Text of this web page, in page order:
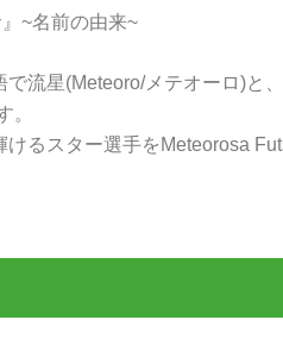
~名前の由来~
で流星(Meteoro/メテオーロ)と
。
るスター選手をMeteorosa